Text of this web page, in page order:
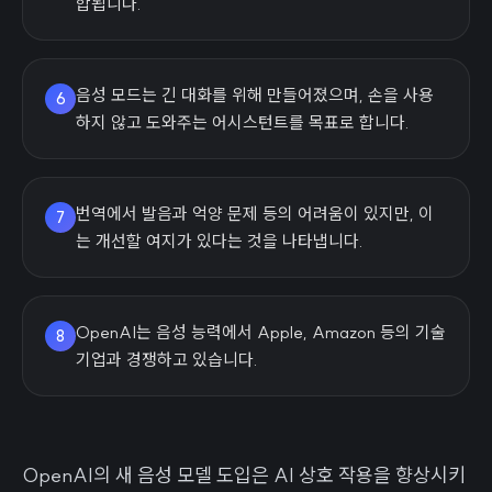
6 음성 모드는 긴 대화를 위해 만들어졌으며, 손을 사용
하지 않고 도와주는 어시스턴트를 목표로 합니다.
7
번역에서 발음과 억양 문제 등의 어려움이 있지만, 이
는 개선할 여지가 있다는 것을 나타냅니다.
8
OpenAI는 음성 능력에서 Apple, Amazon 등의 기술
기업과 경쟁하고 있습니다.
OpenAI의 새 음성 모델 도입은 AI 상호 작용을 향상시키